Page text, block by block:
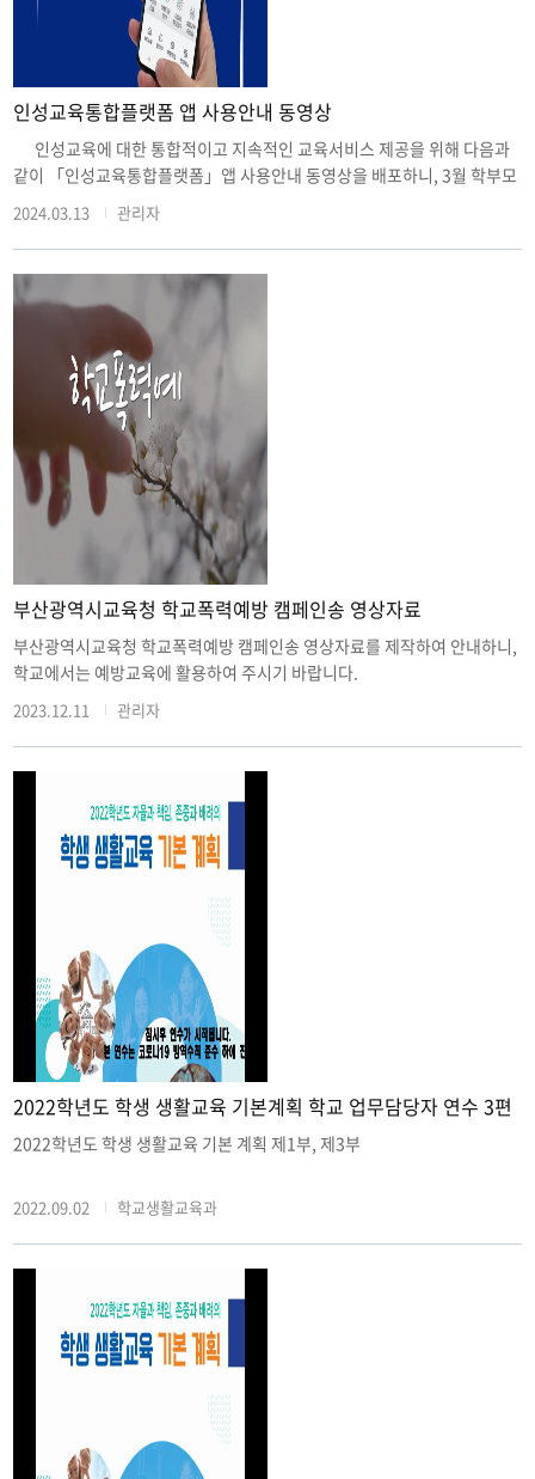
인성교육통합플랫폼 앱 사용안내 동영상
인성교육에 대한 통합적이고 지속적인 교육서비스 제공을 위해 다음과
같이 「인성교육통합플랫폼」앱 사용안내 동영상을 배포하니, 3월 학부모
총회 등 적극 홍보하여 많은 학부모, 학생, 교사가 앱을 활용할 수 있도록
협조 바랍니다.
2024.03.13 관리자
부산광역시교육청 학교폭력예방 캠페인송 영상자료
부산광역시교육청 학교폭력예방 캠페인송 영상자료를 제작하여 안내하니,
학교에서는 예방교육에 활용하여 주시기 바랍니다.
2023.12.11 관리자
2022학년도 학생 생활교육 기본계획 학교 업무담당자 연수 3편
2022학년도 학생 생활교육 기본 계획 제1부, 제3부
2022.09.02 학교생활교육과